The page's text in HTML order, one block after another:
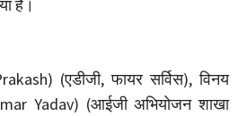
है।
(एडीजी, फायर सर्विस), विनय
Yadav) (आईजी अभियोजन शाखा